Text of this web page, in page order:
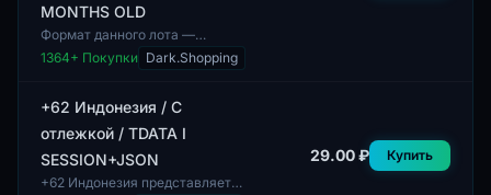
MONTHS OLD
Формат данного лота —
аккаунты Telegram, созданные
с использованием технологии
аккаунты имеют смеша...
1364+ Покупки Dark.Shopping
+62 Индонезия / С
отлежкой / TDATA I
SESSION+JSON
+62 Индонезия представляет
29.00 ₽ Купить